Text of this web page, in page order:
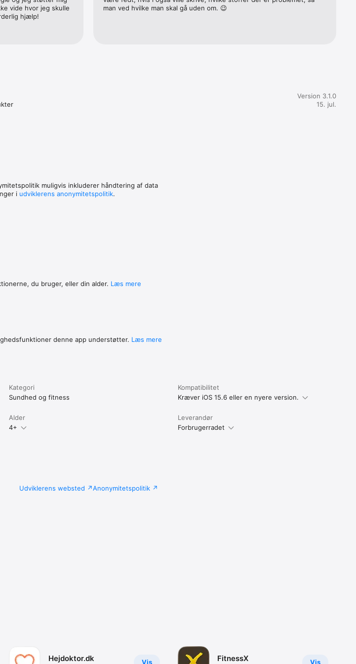
vide hvor jeg skulle
hjælp!
man ved hvilke man skal gå uden om. 😉
Version 3.1.0
15. jul.
muligvis inkluderer håndtering af data
i udviklerens anonymitetspolitik.
du bruger, eller din alder. Læs mere
denne app understøtter. Læs mere
Kategori
Sundhed og fitness
Kompatibilitet
Kræver iOS 15.6 eller en nyere version.
Alder
4+
Leverandør
Forbrugerradet
Udviklerens websted Anonymitetspolitik
Vis
Hejdoktor.dk Vis
FitnessX